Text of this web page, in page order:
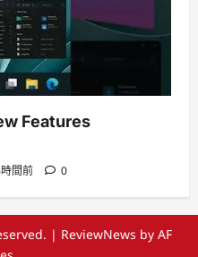
Features
間前 0
| ReviewNews by AF